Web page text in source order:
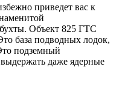
приведет вас к
Объект 825 ГТС
база подводных лодок,
подземный
даже ядерные